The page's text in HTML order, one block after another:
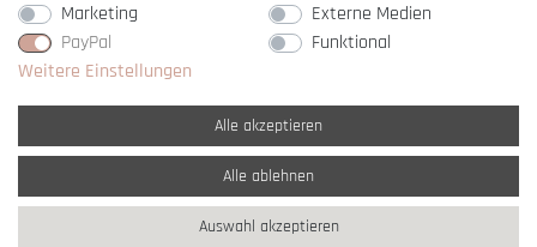
* Alle Preise verstehen sich inkl. gesetzl. MwSt. undzzgl. Versandkosten
** Nur innerhalb Deutschlands© copyright 2007-2026 Schmuck Krone / Alle
Marketing
Externe Medien
PayPal
Funktional
Weitere Einstellungen
Alle akzeptieren
Alle ablehnen
Auswahl akzeptieren